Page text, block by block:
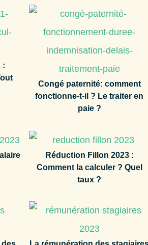
:
Congé paternité: comment
fonctionne-t-il ? Le traiter en
paie ?
Réduction Fillon 2023 :
Comment la calculer ? Quel
taux ?